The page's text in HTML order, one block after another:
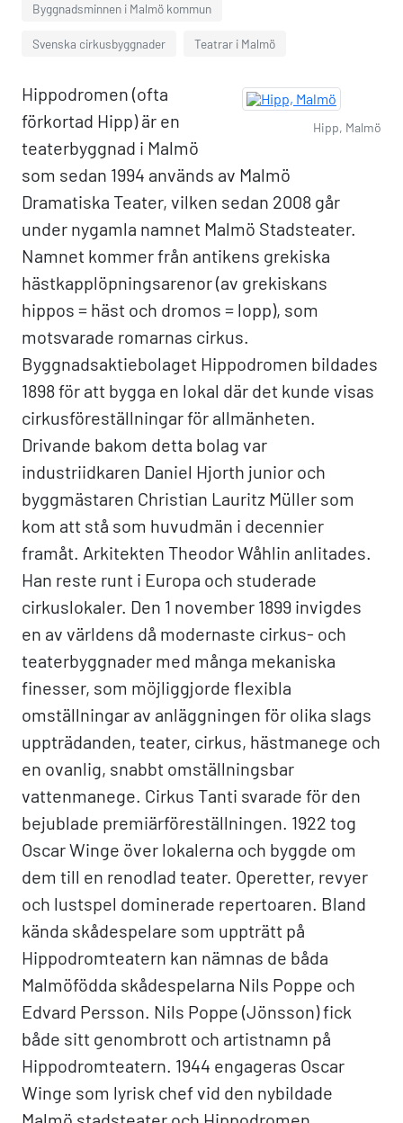
Byggnadsminnen i Malmö kommun
Svenska cirkusbyggnader Teatrar i Malmö
Hipp, Malmö
Hippodromen (ofta
förkortad Hipp) är en
teaterbyggnad i Malmö
som sedan 1994 används av Malmö
Dramatiska Teater, vilken sedan 2008 går
under nygamla namnet Malmö Stadsteater.
Namnet kommer från antikens grekiska
hästkapplöpningsarenor (av grekiskans
hippos = häst och dromos = lopp), som
motsvarade romarnas cirkus.
Byggnadsaktiebolaget Hippodromen bildades
1898 för att bygga en lokal där det kunde visas
cirkusföreställningar för allmänheten.
Drivande bakom detta bolag var
industriidkaren Daniel Hjorth junior och
byggmästaren Christian Lauritz Müller som
kom att stå som huvudmän i decennier
framåt. Arkitekten Theodor Wåhlin anlitades.
Han reste runt i Europa och studerade
cirkuslokaler. Den 1 november 1899 invigdes
en av världens då modernaste cirkus- och
teaterbyggnader med många mekaniska
finesser, som möjliggjorde flexibla
omställningar av anläggningen för olika slags
uppträdanden, teater, cirkus, hästmanege och
en ovanlig, snabbt omställningsbar
vattenmanege. Cirkus Tanti svarade för den
bejublade premiärföreställningen. 1922 tog
Oscar Winge över lokalerna och byggde om
dem till en renodlad teater. Operetter, revyer
och lustspel dominerade repertoaren. Bland
kända skådespelare som uppträtt på
Hippodromteatern kan nämnas de båda
Malmöfödda skådespelarna Nils Poppe och
Edvard Persson. Nils Poppe (Jönsson) fick
både sitt genombrott och artistnamn på
Hippodromteatern. 1944 engageras Oscar
Winge som lyrisk chef vid den nybildade